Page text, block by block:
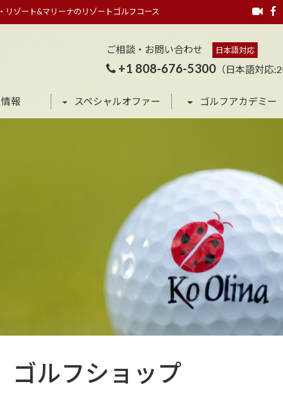
ゾート&マリーナのリゾートゴルフコース
ご相談・お問い合わせ 日本語対応
+1 808-676-5300 （日本語対応:2
報 スペシャルオファー ゴルフアカデミー
ゴルフショップ